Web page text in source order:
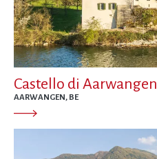
Castello di Aarwangen
AARWANGEN, BE